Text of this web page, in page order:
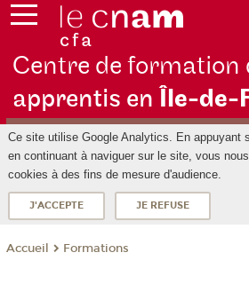
Centre de formation
apprentis en Île-de-
Ce site utilise Google Analytics. En appuyant
en continuant à naviguer sur le site, vous
cookies à des fins de mesure d'audience.
J'ACCEPTE JE REFUSE
Accueil Formations